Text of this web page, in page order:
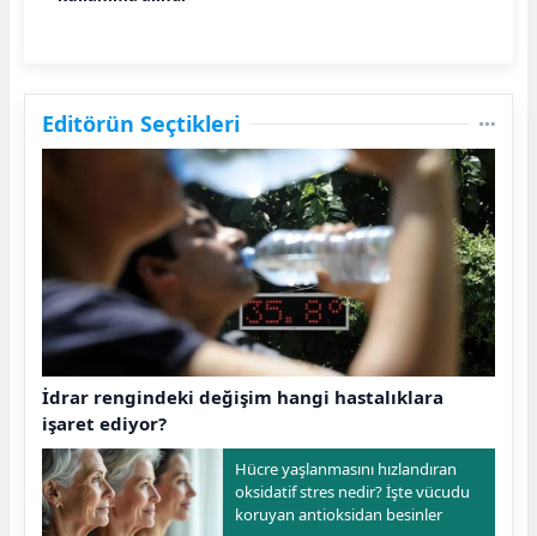
Editörün Seçtikleri
İdrar rengindeki değişim hangi hastalıklara
işaret ediyor?
Hücre yaşlanmasını hızlandıran
oksidatif stres nedir? İşte vücudu
koruyan antioksidan besinler